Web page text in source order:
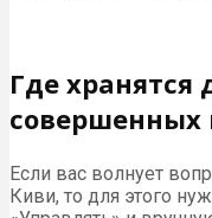
Где хранятся
совершенных
Если вас волнует
Киви, то для этого